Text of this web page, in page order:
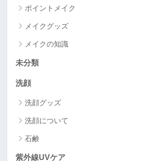
ポイントメイク
メイクグッズ
メイクの知識
未分類
洗顔
洗顔グッズ
洗顔について
石鹸
紫外線UVケア